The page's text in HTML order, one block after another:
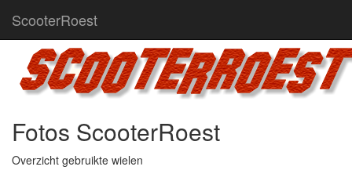
ScooterRoest
Fotos ScooterRoest
Overzicht gebruikte wielen